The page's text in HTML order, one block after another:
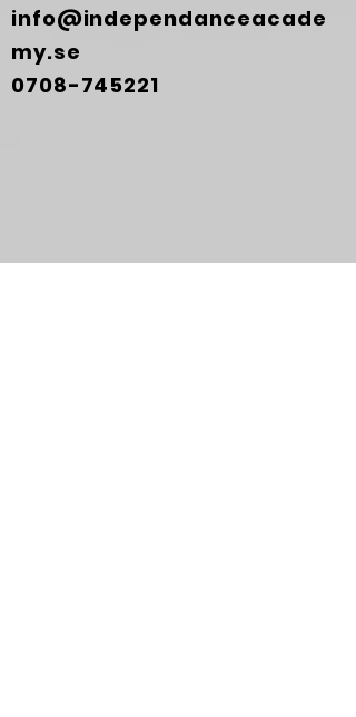
info@independanceacade
my.se
0708-745221